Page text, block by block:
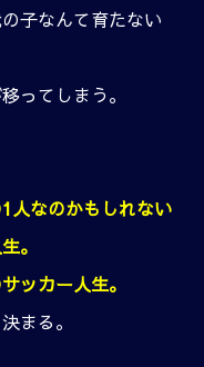
子なんて育たない
ってしまう。
人なのかもしれない
。
ッカー人生。
まる。